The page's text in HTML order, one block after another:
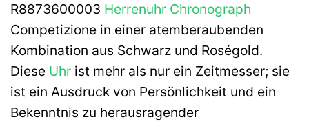
R8873600003 Herrenuhr Chronograph
Competizione in einer atemberaubenden
Kombination aus Schwarz und Roségold.
Diese Uhr ist mehr als nur ein Zeitmesser; sie
ist ein Ausdruck von Persönlichkeit und ein
Bekenntnis zu herausragender